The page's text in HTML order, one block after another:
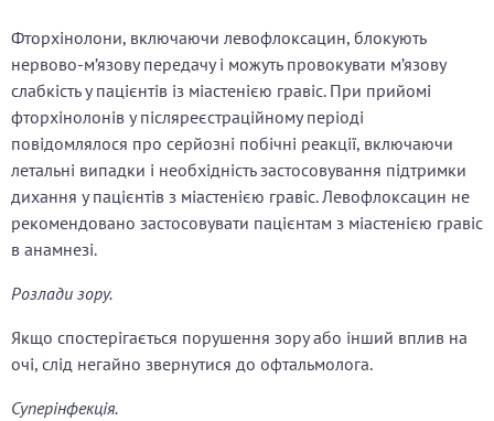
Фторхінолони, включаючи левофлоксацин, блокують
нервово-м’язову передачу і можуть провокувати м’язову
слабкість у пацієнтів із міастенією гравіс. При прийомі
фторхінолонів у післяреєстраційному періоді
повідомлялося про серйозні побічні реакції, включаючи
летальні випадки і необхідність застосовування підтримки
дихання у пацієнтів з міастенією гравіс. Левофлоксацин не
рекомендовано застосовувати пацієнтам з міастенією гравіс
в анамнезі.
Розлади зору.
Якщо спостерігається порушення зору або інший вплив на
очі, слід негайно звернутися до офтальмолога.
Суперінфекція.